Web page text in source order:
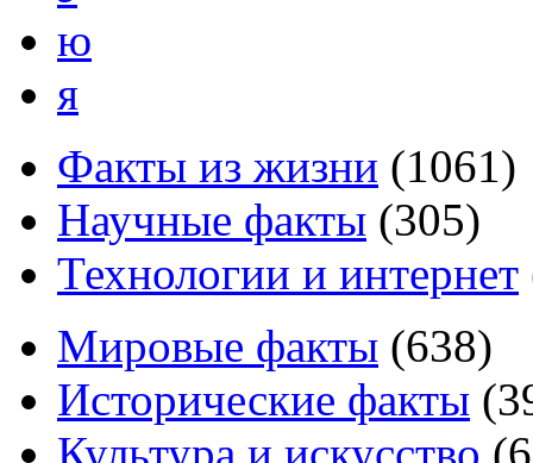
ю
я
Факты из жизни (1061)
Научные факты (305)
Технологии и интернет
Мировые факты (638)
Исторические факты (